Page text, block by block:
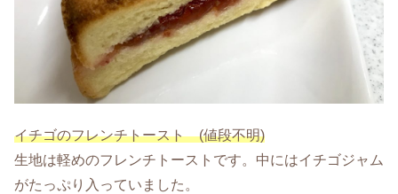
イチゴのフレンチトースト (値段不明)
生地は軽めのフレンチトーストです。中にはイチゴジャム
がたっぷり入っていました。